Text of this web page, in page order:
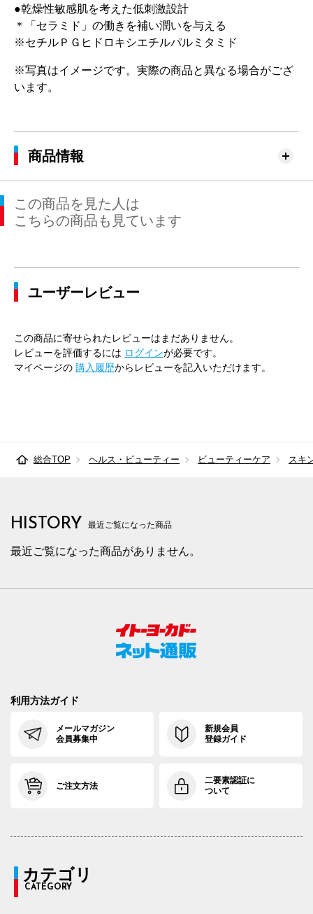
●乾燥性敏感肌を考えた低刺激設計
＊「セラミド」の働きを補い潤いを与える
※セチルＰＧヒドロキシエチルパルミタミド
※写真はイメージです。実際の商品と異なる場合がござ
います。
商品情報
この商品を見た人は
こちらの商品も見ています
ユーザーレビュー
この商品に寄せられたレビューはまだありません。
レビューを評価するには ログインが必要です。
マイページの 購入履歴からレビューを記入いただけます。
総合TOP ヘルス・ビューティー ビューティーケア スキ
HISTORY 最近ご覧になった商品
最近ご覧になった商品がありません。
利用方法ガイド
メールマガジン
会員募集中
新規会員
登録ガイド
ご注文方法
二要素認証に
ついて
カテゴリ
CATEGORY